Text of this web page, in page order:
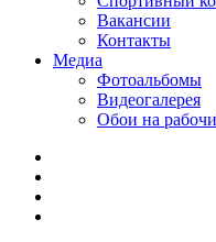
Вакансии
Контакты
Медиа
Фотоальбомы
Видеогалерея
Обои на